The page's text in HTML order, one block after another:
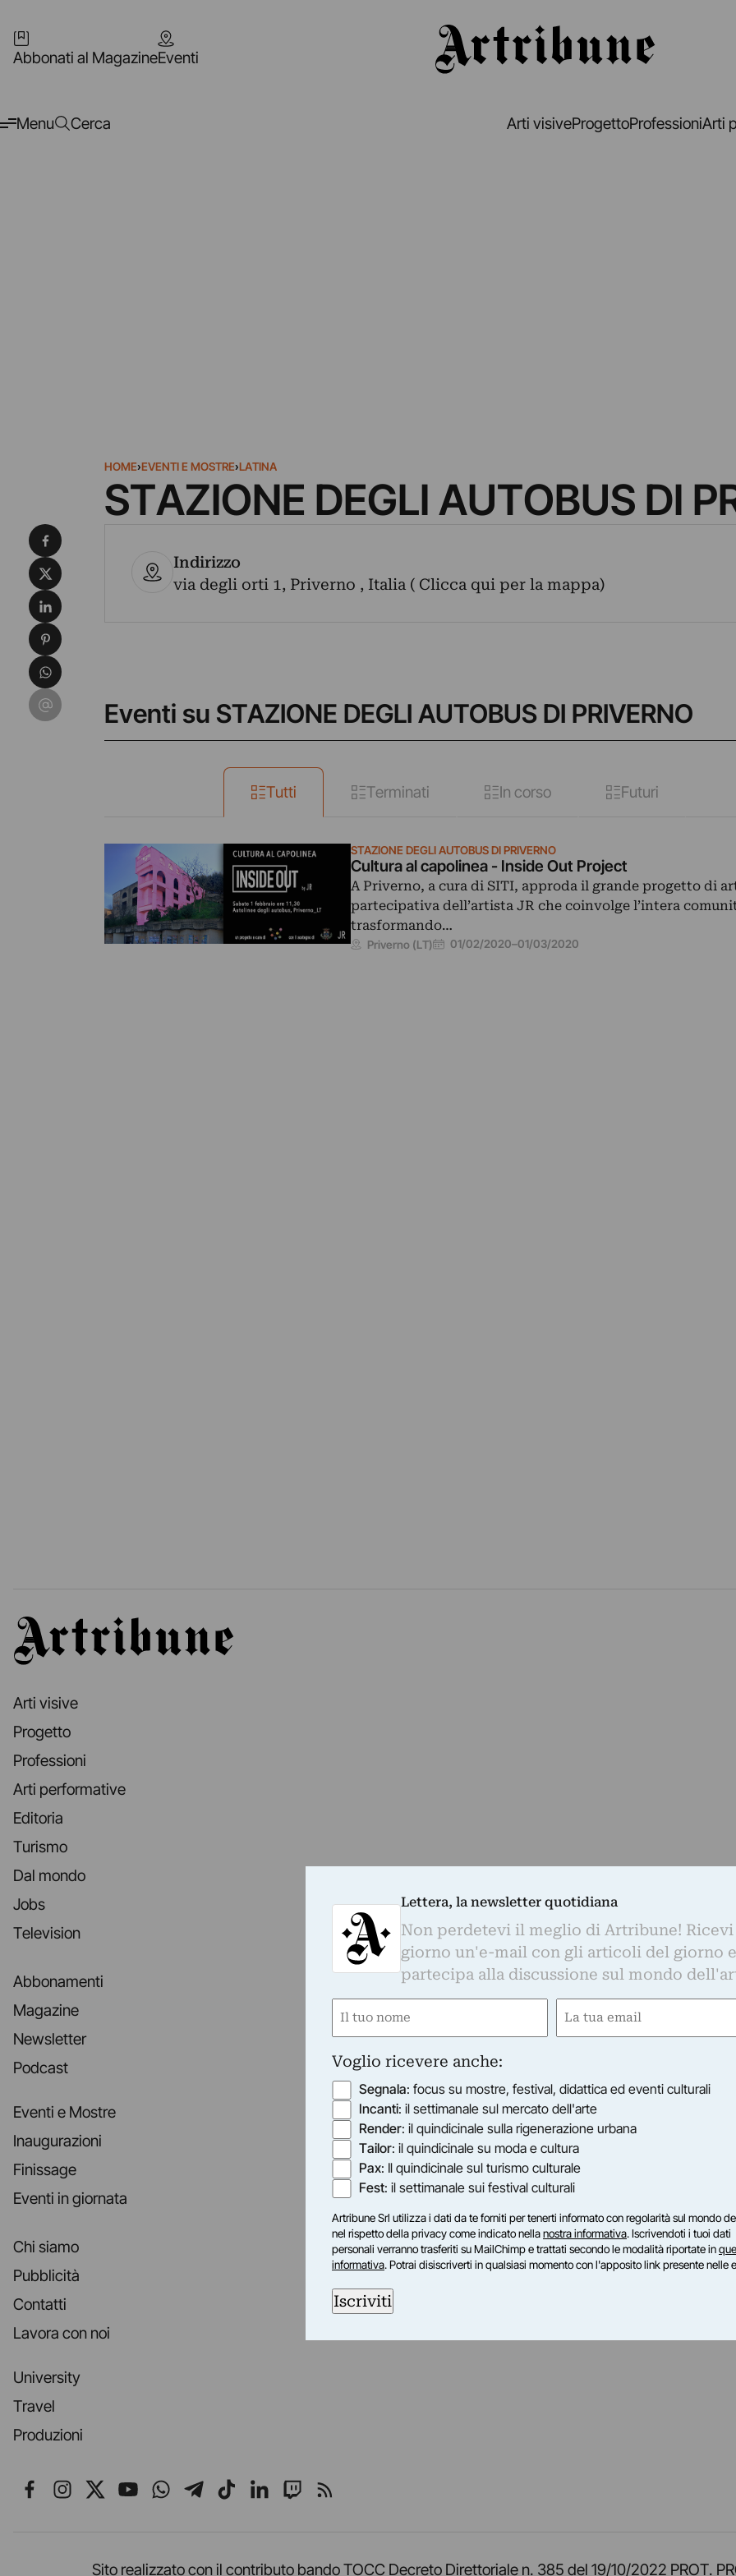
Abbonati al MagazineEventi
Menu Cerca Arti visiveProgettoProfessioniArti
HOME›EVENTI E MOSTRE›LATINA
STAZIONE DEGLI AUTOBUS DI
Indirizzo
via degli orti 1, Priverno , Italia ( Clicca qui per la mappa)
Eventi su STAZIONE DEGLI AUTOBUS DI PRIVERNO
Tutti Terminati In corso Futuri
STAZIONE DEGLI AUTOBUS DI PRIVERNO
Cultura al capolinea - Inside Out Project
A Priverno, a cura di SITI, approda il grande progetto di
partecipativa dell’artista JR che coinvolge l’intera
trasformando…
Priverno (LT) 01/02/2020–01/03/2020
Condividi su Facebook
Condividi su X
Condividi su LinkedIn
Condividi su Pinterest
Condividi su WhatsApp
Condividi su Email
Artribune
Arti visive
Progetto
Professioni
Arti performative
Editoria
Turismo
Dal mondo
Jobs
Television
Abbonamenti
Magazine
Newsletter
Podcast
Eventi e Mostre
Inaugurazioni
Finissage
Eventi in giornata
Chi siamo
Pubblicità
Contatti
Lavora con noi
University
Travel
Produzioni
Seguici su Facebook
Seguici su Instagram
Seguici su X
Seguici su YouTube
Seguici su WhatsApp
Seguici su Telegram
Seguici su TikTok
Seguici su LinkedIn
Seguici su Twitch
Seguici su Rss
Sito realizzato con il contributo bando TOCC Decreto Direttoriale n. 385 del 19/10/2022 PROT.
Lettera, la newsletter quotidiana
Non perdetevi il meglio di Artribune! Ricevi
giorno un'e-mail con gli articoli del giorno e
partecipa alla discussione sul mondo
Nome
Email
Voglio ricevere anche:
Segnala: focus su mostre, festival, didattica ed eventi culturali
Incanti: il settimanale sul mercato dell'arte
Render: il quindicinale sulla rigenerazione urbana
Tailor: il quindicinale su moda e cultura
Pax: Il quindicinale sul turismo culturale
Fest: il settimanale sui festival culturali
Artribune Srl utilizza i dati da te forniti per tenerti informato con regolarità sul mondo
nel rispetto della privacy come indicato nellanostra informativa. Iscrivendoti i tuoi dati
personali verranno trasferiti su MailChimp e trattati secondo le modalità riportate in
informativa. Potrai disiscriverti in qualsiasi momento con l'apposito link presente nelle
Iscriviti